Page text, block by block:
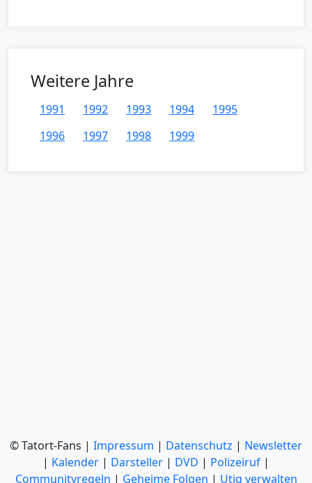
Weitere Jahre
1991 1992 1993 1994
1995
1996
1997 1998 1999
© Tatort-Fans | Impressum | Datenschutz | Newsletter
| Kalender | Darsteller | DVD | Polizeiruf |
Communityregeln | Geheime Folgen | Utiq verwalten